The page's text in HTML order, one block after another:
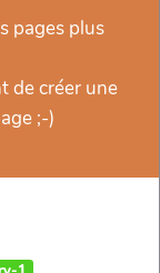
pages plus
de créer une
;-)